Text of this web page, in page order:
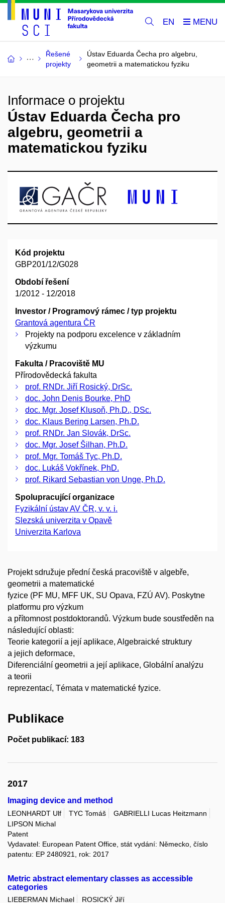
EN
Řešené
projekty
Ústav Eduarda Čecha pro algebru,
geometrii a matematickou fyziku
Informace o projektu
Ústav Eduarda Čecha pro
algebru, geometrii a
matematickou fyziku
Kód projektu
GBP201/12/G028
Období řešení
1/2012 - 12/2018
Investor / Programový rámec / typ projektu
Grantová agentura ČR
Projekty na podporu excelence v základním
výzkumu
Fakulta / Pracoviště MU
Přírodovědecká fakulta
prof. RNDr. Jiří Rosický, DrSc.
doc. John Denis Bourke, PhD
doc. Mgr. Josef Klusoň, Ph.D., DSc.
doc. Klaus Bering Larsen, Ph.D.
prof. RNDr. Jan Slovák, DrSc.
doc. Mgr. Josef Šilhan, Ph.D.
prof. Mgr. Tomáš Tyc, Ph.D.
doc. Lukáš Vokřínek, PhD.
prof. Rikard Sebastian von Unge, Ph.D.
Spolupracující organizace
Fyzikální ústav AV ČR, v. v. i.
Slezská univerzita v Opavě
Univerzita Karlova
Projekt sdružuje přední česká pracoviště v algebře,
geometrii a matematické
fyzice (PF MU, MFF UK, SU Opava, FZÚ AV). Poskytne
platformu pro výzkum
a přítomnost postdoktorandů. Výzkum bude soustředěn na
následující oblasti:
Teorie kategorií a její aplikace, Algebraické struktury
a jejich deformace,
Diferenciální geometrii a její aplikace, Globální analýzu
a teorii
reprezentací, Témata v matematické fyzice.
Publikace
Počet publikací: 183
2017
Imaging device and method
LEONHARDT Ulf TYC Tomáš
GABRIELLI Lucas Heitzmann
LIPSON Michal
Patent
Vydavatel: European Patent Office, stát vydání: Německo, číslo
patentu: EP 2480921, rok: 2017
Metric abstract elementary classes as accessible
categories
LIEBERMAN Michael ROSICKÝ Jiří